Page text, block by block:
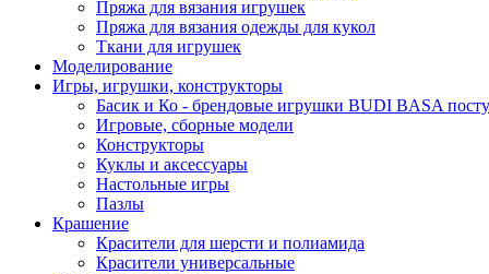
Пряжа для вязания игрушек
Пряжа для вязания одежды для кукол
Ткани для игрушек
Моделирование
Игры, игрушки, конструкторы
Басик и Ко - брендовые игрушки BUDI BASA
Игровые, сборные модели
Конструкторы
Куклы и аксессуары
Настольные игры
Пазлы
Крашение
Красители для шерсти и полиамида
Красители универсальные